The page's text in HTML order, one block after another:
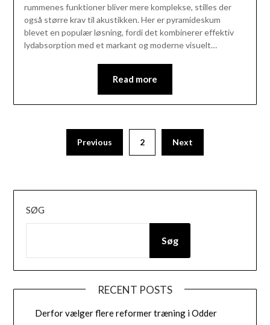
rummenes funktioner bliver mere komplekse, stilles der
også større krav til akustikken. Her er pyramideskum
blevet en populær løsning, fordi det kombinerer effektiv
lydabsorption med et markant og moderne visuelt…
Read more
Previous 2 Next
SØG
Søg
RECENT POSTS
Derfor vælger flere reformer træning i Odder